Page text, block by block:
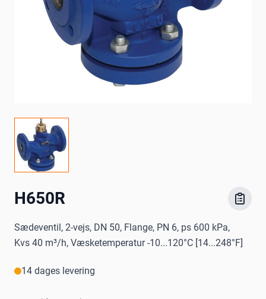
H650R
Sædeventil, 2-vejs, DN 50, Flange, PN 6, ps 600 kPa,
Kvs 40 m³/h, Væsketemperatur -10...120°C [14...248°F]
14 dages levering